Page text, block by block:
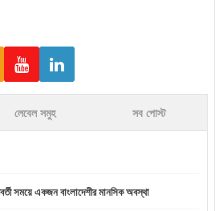
লেবেল সমুহ সব পোস্ট
সময়ে একজন বাংলাদেশীর মানসিক অবস্থা